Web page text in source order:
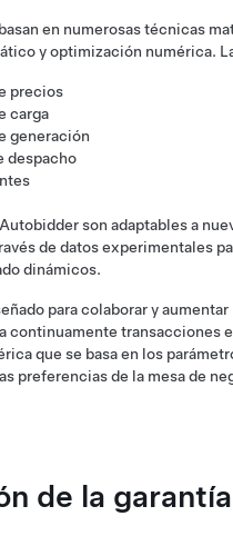
en numerosas técnicas
y optimización numérica.
precios
carga
generación
despacho
son adaptables a
de datos experimentales
dinámicos.
para colaborar y
continuamente transacciones
que se basa en los
preferencias de la mesa de
de la garantía